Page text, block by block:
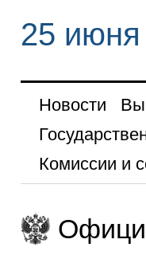
25 июня
Новости
Комиссии и